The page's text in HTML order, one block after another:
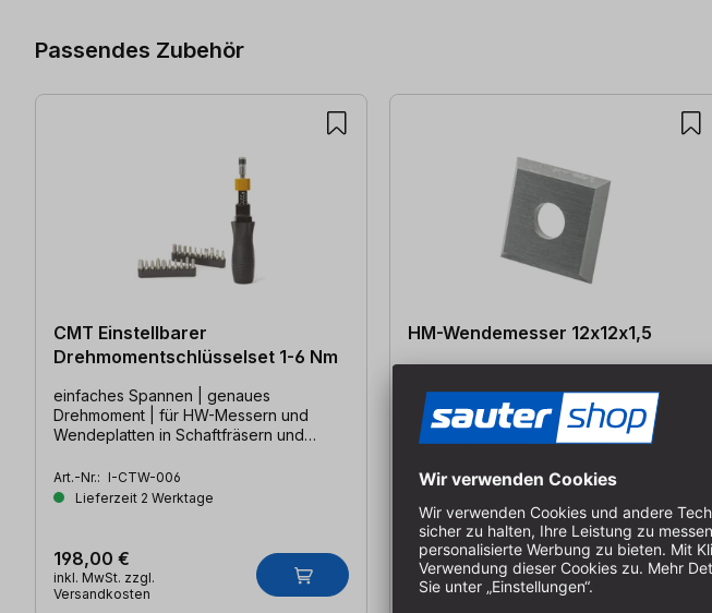
Passendes Zubehör
CMT Einstellbarer
Drehmomentschlüsselset 1-6 Nm
einfaches Spannen | genaues
Drehmoment | für HW-Messern und
Wendeplatten in Schaftfräsern und
Art.-Nr.: I-CTW-006
Lieferzeit 2 Werktage
198,00 €
inkl. MwSt. zzgl.
Versandkosten
HM-Wendemesser 12x12x1,5
L: 12 mm | B: 12 mm | S: 1,5 mm
Art.-Nr.: E-00502
7,65 €
inkl. MwSt. zzgl.
Versandkosten